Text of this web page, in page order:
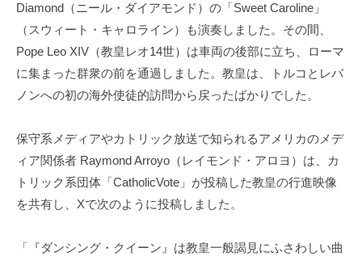
m
a
Diamond（ニール・ダイアモンド）の「Sweet Caroline」
（スウィート・キャロライン）も演奏しました。その間、
Pope Leo XIV（教皇レオ14世）は車両の後部に立ち、ローマ
に集まった群衆の前を通過しました。教皇は、トルコとレバ
ノンへの初の海外使徒的訪問から戻ったばかりでした。
保守系メディアやカトリック放送で知られるアメリカのメデ
ィア関係者 Raymond Arroyo（レイモンド・アロヨ）は、カ
トリック系団体「CatholicVote」が投稿した教皇の行進映像
を共有し、Xで次のように投稿しました。
「『ダンシング・クイーン』は教皇一般謁見にふさわしい曲